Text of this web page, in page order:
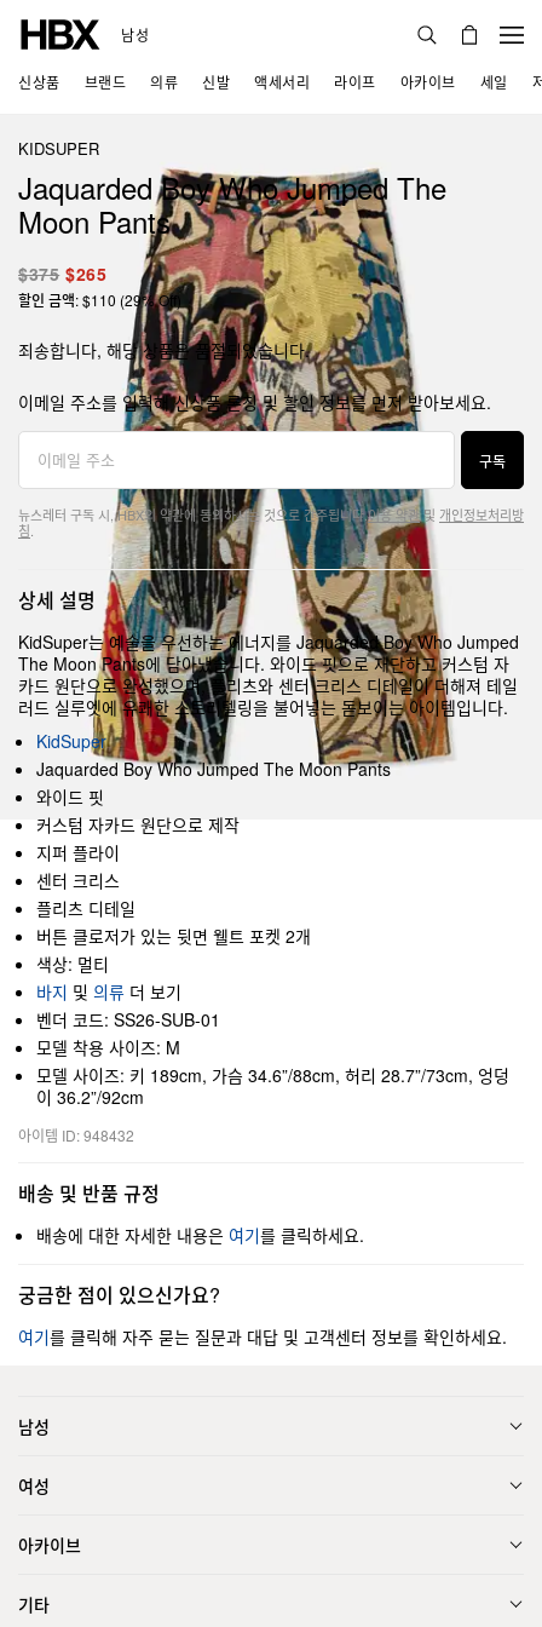
남성
신상품 브랜드 의류 신발 액세서리 라이프 아카이브 세일
KIDSUPER
Jaquarded Boy Who Jumped The
Moon Pants
$375 $265
할인 금액: $110 (29% Off)
죄송합니다, 해당 상품은 품절되었습니다.
이메일 주소를 입력해 신상품 론칭 및 할인 정보를 먼저 받아보세요.
구독
뉴스레터 구독 시, HBX의 약관에 동의하시는 것으로 간주됩니다.이용 약관및 개인정보처리방
침
상세 설명
KidSuper는 예술을 우선하는 에너지를 Jaquarded Boy Who Jumped
The Moon Pants에 담아냈습니다. 와이드 핏으로 재단하고 커스텀 자
카드 원단으로 완성했으며, 플리츠와 센터 크리스 디테일이 더해져 테일
러드 실루엣에 유쾌한 스토리텔링을 불어넣는 돋보이는 아이템입니다.
KidSuper
Jaquarded Boy Who Jumped The Moon Pants
와이드 핏
커스텀 자카드 원단으로 제작
지퍼 플라이
센터 크리스
플리츠 디테일
버튼 클로저가 있는 뒷면 웰트 포켓 2개
색상: 멀티
바지 및 의류 더 보기
벤더 코드: SS26-SUB-01
모델 착용 사이즈: M
모델 사이즈: 키 189cm, 가슴 34.6”/88cm, 허리 28.7”/73cm, 엉덩
이 36.2”/92cm
아이템 ID: 948432
배송 및 반품 규정
배송에 대한 자세한 내용은 여기를 클릭하세요.
궁금한 점이 있으신가요?
여기를 클릭해 자주 묻는 질문과 대답 및 고객센터 정보를 확인하세요.
남성
여성
아카이브
기타